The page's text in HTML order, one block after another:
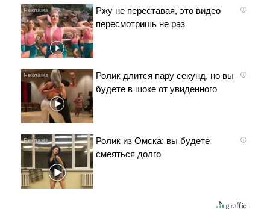
i
Ржу не переставая, это видео
пересмотришь не раз
i
Ролик длится пару секунд, но вы
будете в шоке от увиденного
i
Ролик из Омска: вы будете
смеяться долго